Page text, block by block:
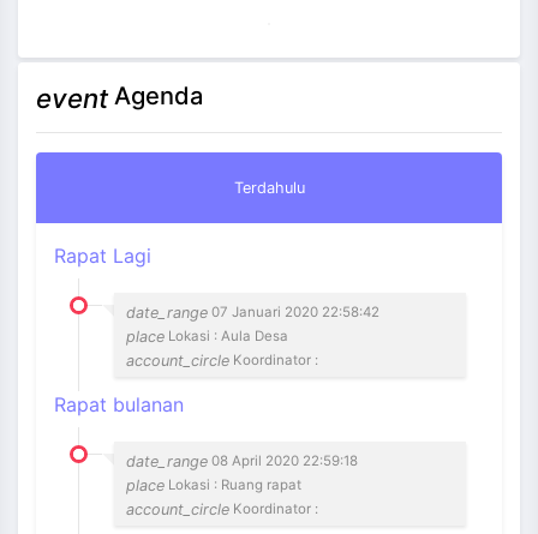
eventAgenda
Terdahulu
Rapat Lagi
date_range 07 Januari 2020 22:58:42
place Lokasi : Aula Desa
account_circle Koordinator :
Rapat bulanan
date_range 08 April 2020 22:59:18
place Lokasi : Ruang rapat
account_circle Koordinator :